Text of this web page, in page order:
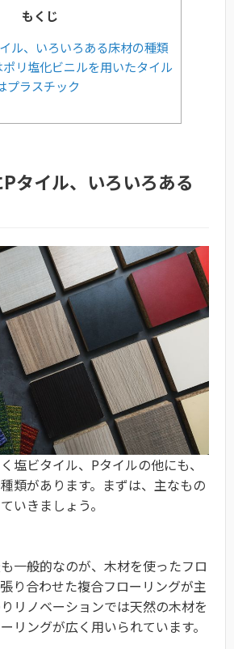
もくじ
ル、いろいろある床材の種類
ポリ塩化ビニルを用いたタイル
プラスチック
タイル、いろいろある
塩ビタイル、Pタイルの他にも、
類があります。まずは、主なもの
いきましょう。
一般的なのが、木材を使ったフロ
り合わせた複合フローリングが主
リノベーションでは天然の木材を
リングが広く用いられています。